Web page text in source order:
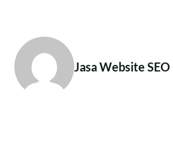
Jasa Website SEO